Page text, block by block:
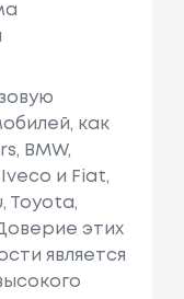
как
BMW,
и Fiat,
Toyota,
этих
является